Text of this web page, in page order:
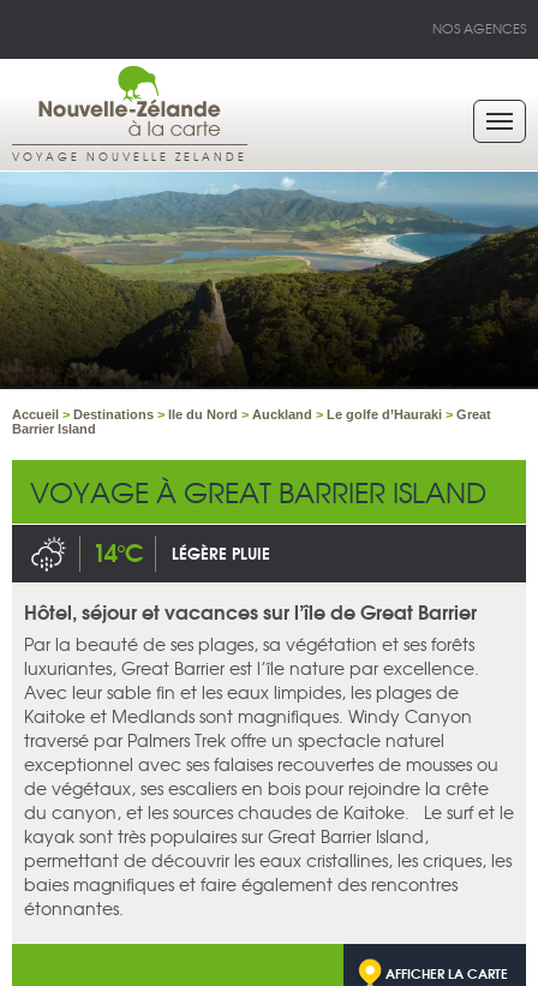
NOS AGENCES
VOYAGE NOUVELLE ZELANDE
Accueil > Destinations > Ile du Nord > Auckland > Le golfe d’Hauraki > Great
Barrier Island
VOYAGE À GREAT BARRIER ISLAND
14°C LÉGÈRE PLUIE
Hôtel, séjour et vacances sur l’île de Great Barrier
Par la beauté de ses plages, sa végétation et ses forêts
luxuriantes, Great Barrier est l’île nature par excellence.
Avec leur sable fin et les eaux limpides, les plages de
Kaitoke et Medlands sont magnifiques. Windy Canyon
traversé par Palmers Trek offre un spectacle naturel
exceptionnel avec ses falaises recouvertes de mousses ou
de végétaux, ses escaliers en bois pour rejoindre la crête
du canyon, et les sources chaudes de Kaitoke. Le surf et le
kayak sont très populaires sur Great Barrier Island,
permettant de découvrir les eaux cristallines, les criques, les
baies magnifiques et faire également des rencontres
étonnantes.
AFFICHER LA CARTE